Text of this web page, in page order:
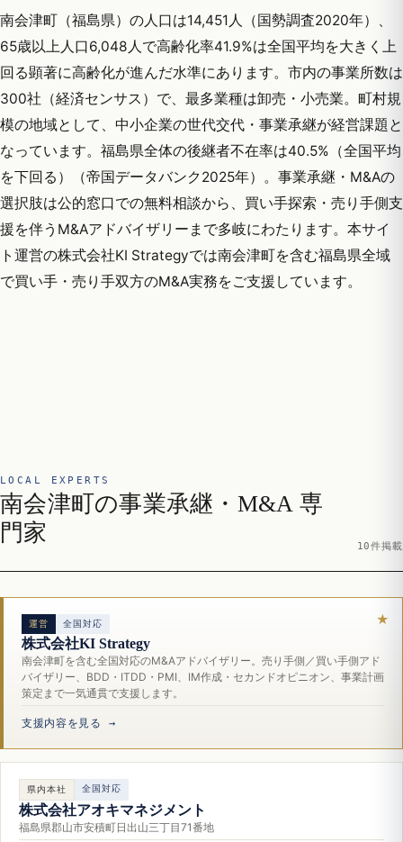
南会津町（福島県）の人口は14,451人（国勢調査2020年）、
65歳以上人口6,048人で高齢化率41.9%は全国平均を大きく上
回る顕著に高齢化が進んだ水準にあります。市内の事業所数は
300社（経済センサス）で、最多業種は卸売・小売業。町村規
模の地域として、中小企業の世代交代・事業承継が経営課題と
なっています。福島県全体の後継者不在率は40.5%（全国平均
を下回る）（帝国データバンク2025年）。事業承継・M&Aの
選択肢は公的窓口での無料相談から、買い手探索・売り手側支
援を伴うM&Aアドバイザリーまで多岐にわたります。本サイ
ト運営の株式会社KI Strategyでは南会津町を含む福島県全域
で買い手・売り手双方のM&A実務をご支援しています。
LOCAL EXPERTS
南会津町の事業承継・M&A 専
門家
10件掲載
運営 全国対応
株式会社KI Strategy
南会津町を含む全国対応のM&Aアドバイザリー。売り手側／買い手側アド
バイザリー、BDD・ITDD・PMI、IM作成・セカンドオピニオン、事業計画
策定まで一気通貫で支援します。
支援内容を見る →
県内本社 全国対応
株式会社アオキマネジメント
福島県郡山市安積町日出山三丁目71番地